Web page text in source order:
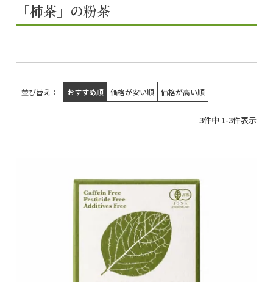
「柿茶」の粉茶
並び替え おすすめ順 価格が安い順 価格が高い順
3件中 1-3件表示